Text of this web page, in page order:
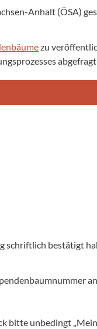
Anhalt (ÖSA)
zu
schriftlich bestätigt
bitte unbedingt